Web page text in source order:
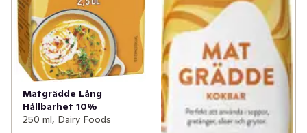
Matgrädde Lång
Hållbarhet 10%
250 ml, Dairy Foods